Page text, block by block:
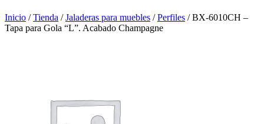
Inicio /Tienda /Jaladeras para muebles /Perfiles / BX-6010CH –
Tapa para Gola “L”. Acabado Champagne